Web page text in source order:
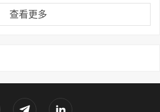
查看更多